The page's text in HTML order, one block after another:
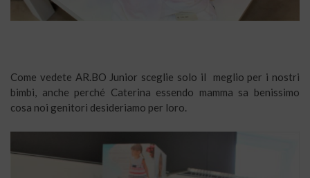
Come vedete AR.BO Junior sceglie solo il meglio per i nostri
bimbi, anche perché Caterina essendo mamma sa benissimo
cosa noi genitori desideriamo per loro.